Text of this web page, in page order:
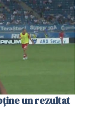
un rezultat